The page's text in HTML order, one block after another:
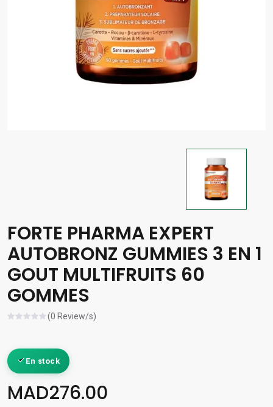
FORTE PHARMA EXPERT
AUTOBRONZ GUMMIES 3 EN 1
GOUT MULTIFRUITS 60
GOMMES
(0 Review/s)
En stock
MAD276.00